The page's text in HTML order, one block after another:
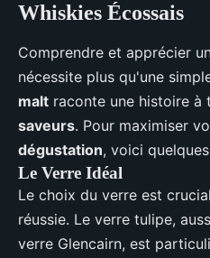
Whiskies Écossais
Comprendre et apprécier
nécessite plus qu'une
malt raconte une histoire à
saveurs. Pour maximiser
dégustation, voici
Le Verre Idéal
Le choix du verre est
réussie. Le verre tulipe,
verre Glencairn, est